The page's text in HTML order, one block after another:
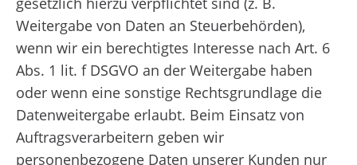
Weitergabe von Daten an Steuerbehörden),
wenn wir ein berechtigtes Interesse nach Art. 6
Abs. 1 lit. f DSGVO an der Weitergabe haben
oder wenn eine sonstige Rechtsgrundlage die
Datenweitergabe erlaubt. Beim Einsatz von
Auftragsverarbeitern geben wir
personenbezogene Daten unserer Kunden nur